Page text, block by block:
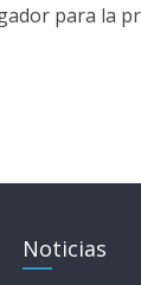
para la
Noticias